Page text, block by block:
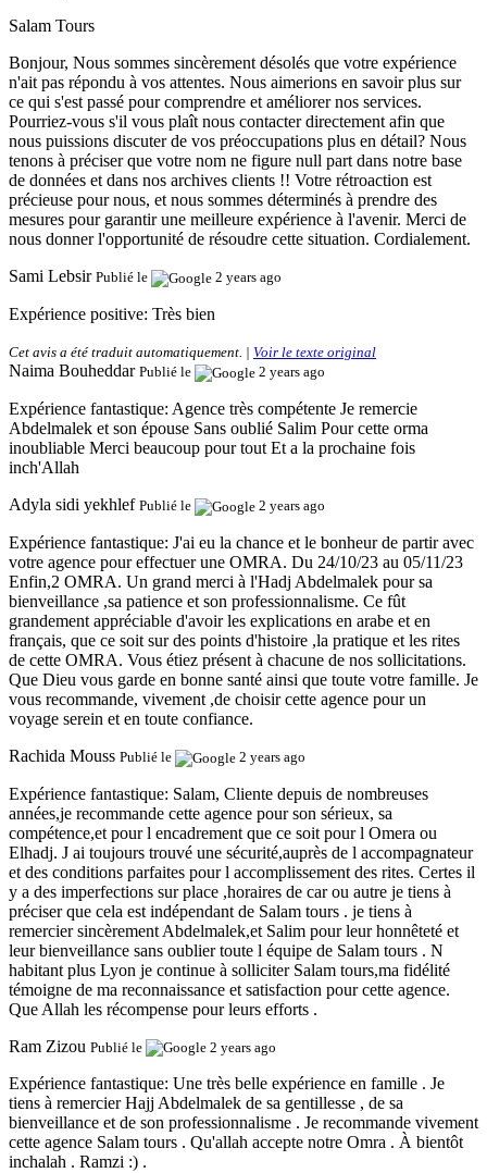
Salam Tours
Bonjour, Nous sommes sincèrement désolés que votre expérience
n'ait pas répondu à vos attentes. Nous aimerions en savoir plus sur
ce qui s'est passé pour comprendre et améliorer nos services.
Pourriez-vous s'il vous plaît nous contacter directement afin que
nous puissions discuter de vos préoccupations plus en détail? Nous
tenons à préciser que votre nom ne figure null part dans notre base
de données et dans nos archives clients !! Votre rétroaction est
précieuse pour nous, et nous sommes déterminés à prendre des
mesures pour garantir une meilleure expérience à l'avenir. Merci de
nous donner l'opportunité de résoudre cette situation. Cordialement.
Sami Lebsir Publié le 2 years ago
Expérience positive: Très bien
Cet avis a été traduit automatiquement. | Voir le texte original
Naima Bouheddar Publié le 2 years ago
Expérience fantastique: Agence très compétente Je remercie
Abdelmalek et son épouse Sans oublié Salim Pour cette orma
inoubliable Merci beaucoup pour tout Et a la prochaine fois
inch'Allah
Adyla sidi yekhlef Publié le 2 years ago
Expérience fantastique: J'ai eu la chance et le bonheur de partir avec
votre agence pour effectuer une OMRA. Du 24/10/23 au 05/11/23
Enfin,2 OMRA. Un grand merci à l'Hadj Abdelmalek pour sa
bienveillance ,sa patience et son professionnalisme. Ce fût
grandement appréciable d'avoir les explications en arabe et en
français, que ce soit sur des points d'histoire ,la pratique et les rites
de cette OMRA. Vous étiez présent à chacune de nos sollicitations.
Que Dieu vous garde en bonne santé ainsi que toute votre famille. Je
vous recommande, vivement ,de choisir cette agence pour un
voyage serein et en toute confiance.
Rachida Mouss Publié le 2 years ago
Expérience fantastique: Salam, Cliente depuis de nombreuses
années,je recommande cette agence pour son sérieux, sa
compétence,et pour l encadrement que ce soit pour l Omera ou
Elhadj. J ai toujours trouvé une sécurité,auprès de l accompagnateur
et des conditions parfaites pour l accomplissement des rites. Certes il
y a des imperfections sur place ,horaires de car ou autre je tiens à
préciser que cela est indépendant de Salam tours . je tiens à
remercier sincèrement Abdelmalek,et Salim pour leur honnêteté et
leur bienveillance sans oublier toute l équipe de Salam tours . N
habitant plus Lyon je continue à solliciter Salam tours,ma fidélité
témoigne de ma reconnaissance et satisfaction pour cette agence.
Que Allah les récompense pour leurs efforts .
Ram Zizou Publié le 2 years ago
Expérience fantastique: Une très belle expérience en famille . Je
tiens à remercier Hajj Abdelmalek de sa gentillesse , de sa
bienveillance et de son professionnalisme . Je recommande vivement
cette agence Salam tours . Qu'allah accepte notre Omra . À bientôt
inchalah . Ramzi :) .